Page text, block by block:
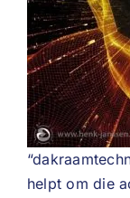
helpt om die